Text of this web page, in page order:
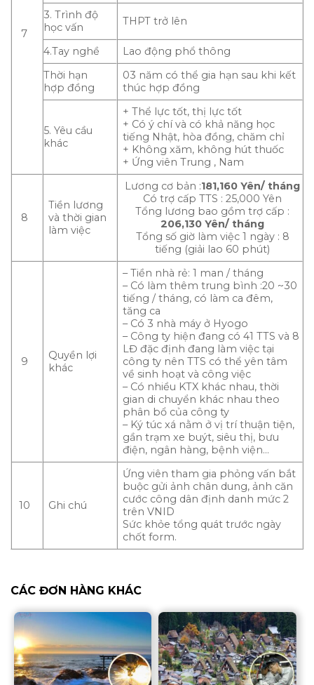
7
3. Trình độ
học vấn
THPT trở lên
4.Tay nghề
Lao động phổ thông
Thời hạn
hợp đồng
03 năm có thể gia hạn sau khi kết
thúc hợp đồng
5. Yêu cầu
khác
+ Thể lực tốt, thị lực tốt
+ Có ý chí và có khả năng học
tiếng Nhật, hòa đồng, chăm chỉ
+ Không xăm, không hút thuốc
+ Ứng viên Trung , Nam
8
Tiền lương
và thời gian
làm việc
Lương cơ bản :181,160 Yên/ tháng
Có trợ cấp TTS : 25,000 Yên
Tổng lương bao gồm trợ cấp :
206,130 Yên/ tháng
Tổng số giờ làm việc 1 ngày : 8
tiếng (giải lao 60 phút)
9
Quyền lợi
khác
– Tiền nhà rẻ: 1 man / tháng
– Có làm thêm trung bình :20 ~30
tiếng / tháng, có làm ca đêm,
tăng ca
– Có 3 nhà máy ở Hyogo
– Công ty hiện đang có 41 TTS và 8
LĐ đặc định đang làm việc tại
công ty nên TTS có thể yên tâm
về sinh hoạt và công việc
– Có nhiều KTX khác nhau, thời
gian di chuyển khác nhau theo
phân bổ của công ty
– Ký túc xá nằm ở vị trí thuận tiện,
gần trạm xe buýt, siêu thị, bưu
điện, ngân hàng, bệnh viện…
10 Ghi chú
Ứng viên tham gia phỏng vấn bắt
buộc gửi ảnh chân dung, ảnh căn
cước công dân định danh mức 2
trên VNID
Sức khỏe tổng quát trước ngày
chốt form.
CÁC ĐƠN HÀNG KHÁC